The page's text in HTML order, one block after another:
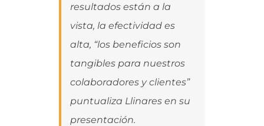
resultados están a la
vista, la efectividad es
alta, “los beneficios son
tangibles para nuestros
colaboradores y clientes”
puntualiza Llinares en su
presentación.